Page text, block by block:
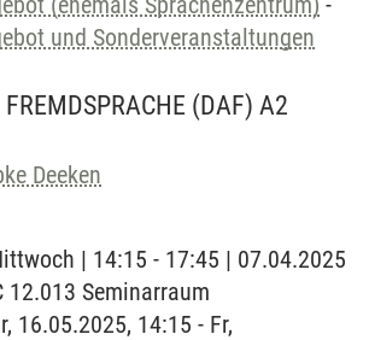
und Sonderveranstaltungen
FREMDSPRACHE (DAF) A2
Deeken
| 14:15 - 17:45 | 07.04.2025
12.013 Seminarraum
16.05.2025, 14:15 - Fr,